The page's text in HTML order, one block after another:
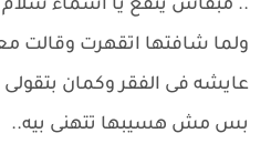
.. مبقاش ينفع يا اسماء سلام
ولما شافتها اتقهرت وقالت
عايشه فى الفقر وكمان
بس مش هسيبها تتهنى بيه..